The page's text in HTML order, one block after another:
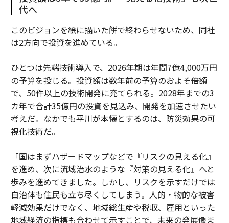
代へ
このビジョンを絵に描いた餅で終わらせないため、同社
は2方向で投資を進めている。
ひとつは先端技術導入で、2026年期は年間7億4,000万円
の予算を投じる。投資額は数年前の予算のおよそ倍額
で、50件以上の技術開発に充てられる。2028年までの3
カ年で合計35億円の投資を見込み、開発を加速させたい
考えだ。なかでも平川が本懐とするのは、防災効果の可
視化技術だ。
「国はまずハザードマップなどで『リスクの見える化』
を進め、次に流域治水のような『対策の見える化』へと
歩みを進めてきました。しかし、リスクを示すだけでは
自治体も住民も立ち尽くしてしまう。人的・物的な被害
軽減効果だけでなく、地域総生産や税収、雇用といった
地域経済の指標も合わせて示すことで、未来の発展像ま